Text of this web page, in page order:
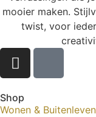
mooier maken.
twist, voor
Shop
Wonen & Buitenleven